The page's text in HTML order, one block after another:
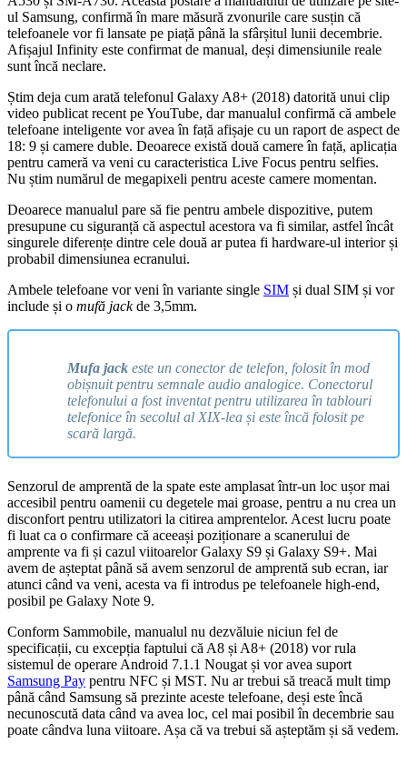
ul Samsung, confirmă în mare măsură zvonurile care susțin că
telefoanele vor fi lansate pe piață până la sfârșitul lunii decembrie.
Afișajul Infinity este confirmat de manual, deși dimensiunile reale
sunt încă neclare.
Știm deja cum arată telefonul Galaxy A8+ (2018) datorită unui clip
video publicat recent pe YouTube, dar manualul confirmă că ambele
telefoane inteligente vor avea în față afișaje cu un raport de aspect de
18: 9 și camere duble. Deoarece există două camere în față, aplicația
pentru cameră va veni cu caracteristica Live Focus pentru selfies.
Nu știm numărul de megapixeli pentru aceste camere momentan.
Deoarece manualul pare să fie pentru ambele dispozitive, putem
presupune cu siguranță că aspectul acestora va fi similar, astfel încât
singurele diferențe dintre cele două ar putea fi hardware-ul interior și
probabil dimensiunea ecranului.
Ambele telefoane vor veni în variante single SIM și dual SIM și vor
include și o mufă jackde 3,5mm.
Mufa jack este un conector de telefon, folosit în mod
obișnuit pentru semnale audio analogice. Conectorul
telefonului a fost inventat pentru utilizarea în tablouri
telefonice în secolul al XIX-lea și este încă folosit pe
scară largă.
Senzorul de amprentă de la spate este amplasat într-un loc ușor mai
accesibil pentru oamenii cu degetele mai groase, pentru a nu crea un
disconfort pentru utilizatori la citirea amprentelor. Acest lucru poate
fi luat ca o confirmare că aceeași poziționare a scanerului de
amprente va fi și cazul viitoarelor Galaxy S9 și Galaxy S9+. Mai
avem de așteptat până să avem senzorul de amprentă sub ecran, iar
atunci când va veni, acesta va fi introdus pe telefoanele high-end,
posibil pe Galaxy Note 9.
Conform Sammobile, manualul nu dezvăluie niciun fel de
specificații, cu excepția faptului că A8 și A8+ (2018) vor rula
sistemul de operare Android 7.1.1 Nougat și vor avea suport
Samsung Pay pentru NFC și MST. Nu ar trebui să treacă mult timp
până când Samsung să prezinte aceste telefoane, deși este încă
necunoscută data când va avea loc, cel mai posibil în decembrie sau
poate cândva luna viitoare. Așa că va trebui să așteptăm și să vedem.